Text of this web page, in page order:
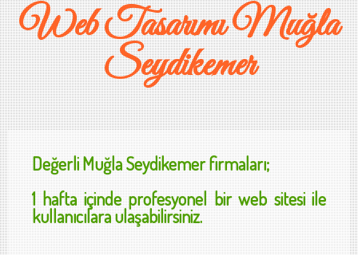
Web Tasarımı Muğla
Seydikemer
DeğerliMuğla Seydikemerfirmaları;
1 hafta içinde profesyonel bir web sitesi ile
kullanıcılara ulaşabilirsiniz.